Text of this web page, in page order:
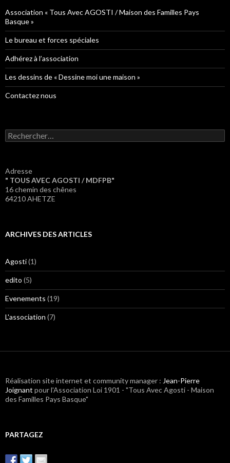
Association « Tous Avec AGOSTI / Maison des Familles Pays
Basque »
Le bureau et forces spéciales
Adhérez à l’association
Les dessins de « Dessine moi une maison »
Contactez nous
Rechercher :
Adresse
" TOUS AVEC AGOSTI / MDFPB"
16 chemin des chênes
64210 AHETZE
ARCHIVES DES ARTICLES
Agosti(1)
edito (5)
Evenements (19)
L'association (7)
Réalisation site internet et community manager : Jean-Pierre
Joignant pour l'Association Loi 1901 - "Tous Avec Agosti - Maison
des Familles Pays Basque"
PARTAGEZ